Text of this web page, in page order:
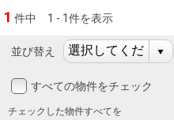
買いたいTOP
中古
売りたいTOP
無
店舗案内TOP
店舗のご
会社情報TOP
ごあいさ
採用情報TOP
新卒採用
店舗案内
会社情報
採用情報
1 件中 1 - 1件を表示
並び替え
すべての物件をチェック
チェックした物件すべてを